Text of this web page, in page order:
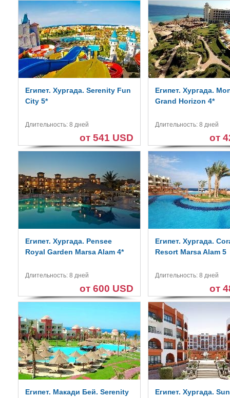
Египет. Хургада. Serenity Fun
City 5*
Длительность: 8 дней
от 541 USD
Египет. Хургада.
Grand Horizon 4*
Длительность: 8 дней
от
Египет. Хургада. Pensee
Royal Garden Marsa Alam 4*
Длительность: 8 дней
от 600 USD
Египет. Хургада.
Resort Marsa Alam 5
Длительность: 8 дней
от
Египет. Макади Бей. Serenity
Египет. Хургада.